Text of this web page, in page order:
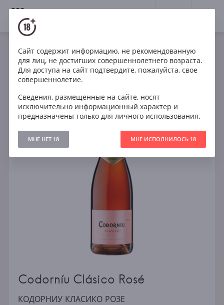
18+
Игристое Розе Брют
Испания
Codorníu Clásico Rosé
Codorníu Clásico Rosé
КОДОРНИУ КЛАСИКО РОЗЕ
Сайт содержит информацию, не рекомендованную
для лиц, не достигших совершеннолетнего возраста.
Для доступа на сайт подтвердите, пожалуйста, свое
совершеннолетие.
Сведения, размещенные на сайте, носят
исключительно информационный характер и
предназначены только для личного использования.
МНЕ НЕТ 18 МНЕ ИСПОЛНИЛОСЬ 18